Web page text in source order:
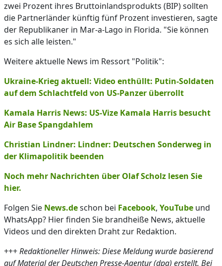
zwei Prozent ihres Bruttoinlandsprodukts (BIP) sollten
die Partnerländer künftig fünf Prozent investieren, sagte
der Republikaner in Mar-a-Lago in Florida. "Sie können
es sich alle leisten."
Weitere aktuelle News im Ressort "Politik":
Ukraine-Krieg aktuell: Video enthüllt: Putin-Soldaten
auf dem Schlachtfeld von US-Panzer überrollt
Kamala Harris News: US-Vize Kamala Harris besucht
Air Base Spangdahlem
Christian Lindner: Lindner: Deutschen Sonderweg in
der Klimapolitik beenden
Noch mehr Nachrichten über Olaf Scholz lesen Sie
hier.
Folgen Sie News.deschon bei Facebook, YouTube und
WhatsApp? Hier finden Sie brandheiße News, aktuelle
Videos und den direkten Draht zur Redaktion.
+++Redaktioneller Hinweis: Diese Meldung wurde basierend
auf Material der Deutschen Presse-Agentur (dpa) erstellt. Bei